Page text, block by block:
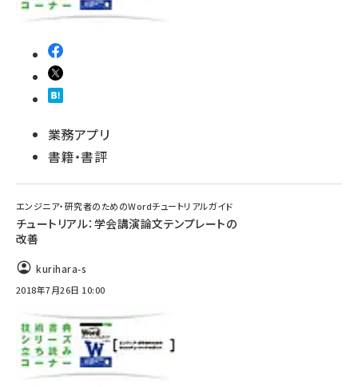
業務アプリ
書籍・書評
エンジニア・研究者のためのWordチュートリアルガイド
チュートリアル：学会講演論文テンプレートの
改善
kurihara-s
2018年7月26日 10:00